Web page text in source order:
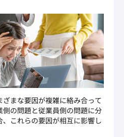
まな要因が複雑に絡み合って
の問題と従業員側の問題に分
これらの要因が相互に影響し